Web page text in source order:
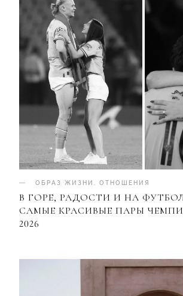
ОБРАЗ ЖИЗНИ ОТНОШЕНИЯ
В ГОРЕ, РАДОСТИ И НА
САМЫЕ КРАСИВЫЕ ПАРЫ
2026